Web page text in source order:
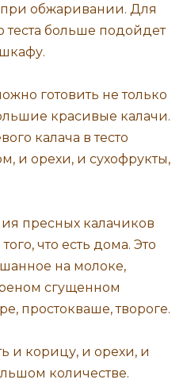
обжаривании. Для
теста больше подойдет
готовить не только
красивые калачи.
калача в тесто
и орехи, и сухофрукты,
пресных калачиков
что есть дома. Это
на молоке,
сгущенном
простокваше, твороге.
и корицу, и орехи, и
количестве.